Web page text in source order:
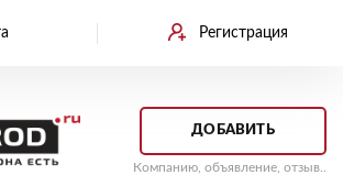
Регистрация
ДОБАВИТЬ
Компанию, объявление, отзыв..